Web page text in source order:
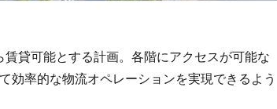
貸可能とする計画。各階にアクセスが可能な
効率的な物流オペレーションを実現できるよう